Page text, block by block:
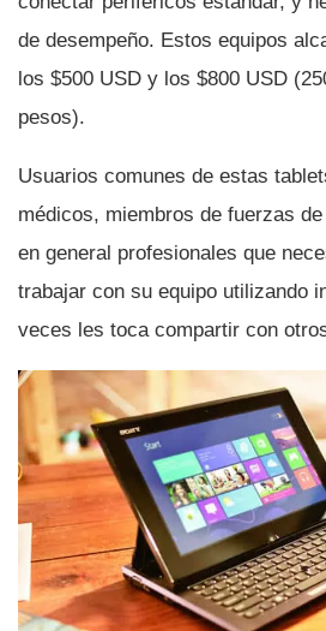
de desempeño. Estos equipos
los $500 USD y los $800 USD
pesos).
Usuarios comunes de estas
médicos, miembros de fuerzas
en general profesionales que
trabajar con su equipo utilizando
veces les toca compartir con